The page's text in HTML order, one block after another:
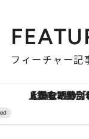
フィーチャー記
【銀座で出合う最旬美容】美髪ケアや上質な眠り…セ